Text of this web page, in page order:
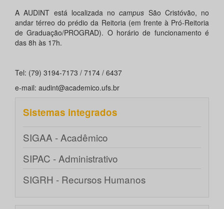
A AUDINT está localizada nocampus São Cristóvão, no
andar térreo do prédio da Reitoria (em frente à Pró-Reitoria
de Graduação/PROGRAD). O horário de funcionamento é
das 8h às 17h.
Tel: (79) 3194-7173 / 7174 / 6437
e-mail: audint@academico.ufs.br
Sistemas integrados
SIGAA - Acadêmico
SIPAC - Administrativo
SIGRH - Recursos Humanos